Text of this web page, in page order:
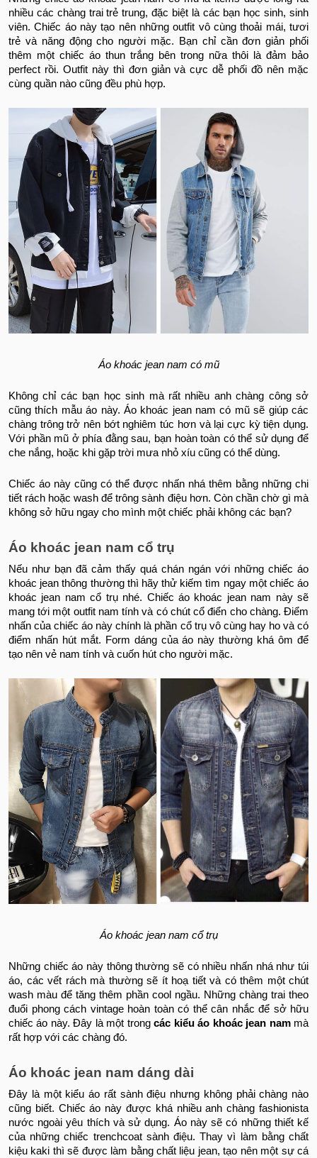
nhiều các chàng trai trẻ trung, đặc biệt là các bạn học sinh, sinh
viên. Chiếc áo này tạo nên những outfit vô cùng thoải mái, tươi
trẻ và năng động cho người mặc. Bạn chỉ cần đơn giản phối
thêm một chiếc áo thun trắng bên trong nữa thôi là đảm bảo
perfect rồi. Outfit này thì đơn giản và cực dễ phối đồ nên mặc
cùng quần nào cũng đều phù hợp.
Áo khoác jean nam có mũ
Không chỉ các bạn học sinh mà rất nhiều anh chàng công sở
cũng thích mẫu áo này. Áo khoác jean nam có mũ sẽ giúp các
chàng trông trở nên bớt nghiêm túc hơn và lại cực kỳ tiện dụng.
Với phần mũ ở phía đằng sau, bạn hoàn toàn có thể sử dụng để
che nắng, hoặc khi gặp trời mưa nhỏ xíu cũng có thể dùng.
Chiếc áo này cũng có thể được nhấn nhá thêm bằng những chi
tiết rách hoặc wash để trông sành điệu hơn. Còn chần chờ gì mà
không sở hữu ngay cho mình một chiếc phải không các bạn?
Áo khoác jean nam cổ trụ
Nếu như bạn đã cảm thấy quá chán ngán với những chiếc áo
khoác jean thông thường thì hãy thử kiếm tìm ngay một chiếc áo
khoác jean nam cổ trụ nhé. Chiếc áo khoác jean nam này sẽ
mang tới một outfit nam tính và có chút cổ điển cho chàng. Điểm
nhấn của chiếc áo này chính là phần cổ trụ vô cùng hay ho và có
điểm nhấn hút mắt. Form dáng của áo này thường khá ôm để
tạo nên vẻ nam tính và cuốn hút cho người mặc.
Áo khoác jean nam cổ trụ
Những chiếc áo này thông thường sẽ có nhiều nhấn nhá như túi
áo, các vết rách mà thường sẽ ít hoạ tiết và có thêm một chút
wash màu để tăng thêm phần cool ngầu. Những chàng trai theo
đuổi phong cách vintage hoàn toàn có thể cân nhắc để sở hữu
chiếc áo này. Đây là một trongcác kiểu áo khoác jean nammà
rất hợp với các chàng đó.
Áo khoác jean nam dáng dài
Đây là một kiểu áo rất sành điệu nhưng không phải chàng nào
cũng biết. Chiếc áo này được khá nhiều anh chàng fashionista
nước ngoài yêu thích và sử dụng. Áo này sẽ có những thiết kế
của những chiếc trenchcoat sành điệu. Thay vì làm bằng chất
kiệu kaki thì sẽ được làm bằng chất liệu jean, tạo nên một sự cá